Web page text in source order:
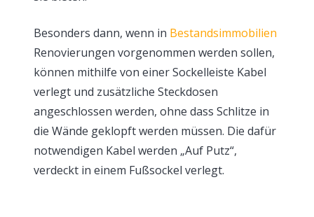
Besonders dann, wenn in Bestandsimmobilien
Renovierungen vorgenommen werden sollen,
können mithilfe von einer Sockelleiste Kabel
verlegt und zusätzliche Steckdosen
angeschlossen werden, ohne dass Schlitze in
die Wände geklopft werden müssen. Die dafür
notwendigen Kabel werden „Auf Putz“,
verdeckt in einem Fußsockel verlegt.